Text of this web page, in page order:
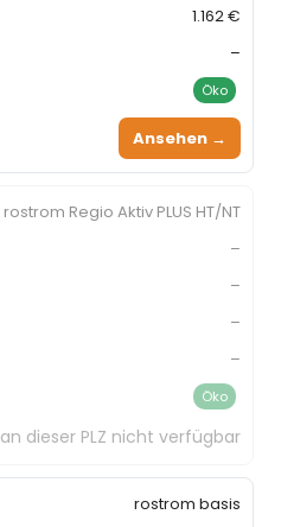
1.162 €
–
Öko
Ansehen →
rostrom Regio Aktiv PLUS HT/NT
–
–
–
–
Öko
an dieser PLZ nicht verfügbar
rostrom basis